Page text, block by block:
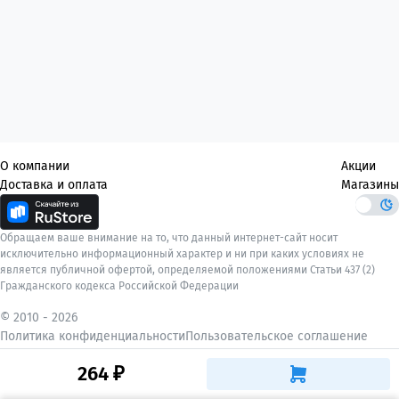
264 ₽
О компании
Доставка и оплата
Акции
Магазины
Обращаем ваше внимание на то, что данный интернет-сайт носит
исключительно информационный характер и ни при каких условиях не
является публичной офертой, определяемой положениями Статьи 437 (2)
Гражданского кодекса Российской Федерации
© 2010 - 2026
Политика конфиденциальностиПользовательское соглашение